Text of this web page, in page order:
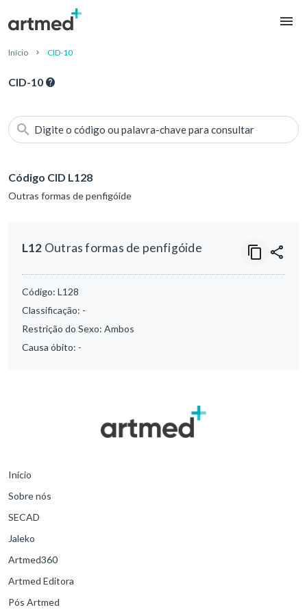
Início CID-10
CID-10
Digite o código ou palavra-chave para consultar
Código CID L128
Outras formas de penfigóide
L12 Outras formas de penfigóide
Código: L128
Classificação: -
Restrição do Sexo: Ambos
Causa óbito: -
Início
Sobre nós
SECAD
Jaleko
Artmed360
Artmed Editora
Pós Artmed